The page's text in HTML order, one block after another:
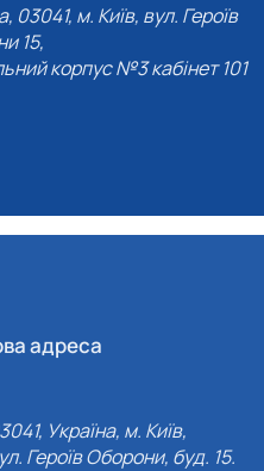
03041, м. Київ, вул. Героїв
15,
корпус №3 кабінет 101
адреса
Україна, м. Київ,
Героїв Оборони, буд. 15.